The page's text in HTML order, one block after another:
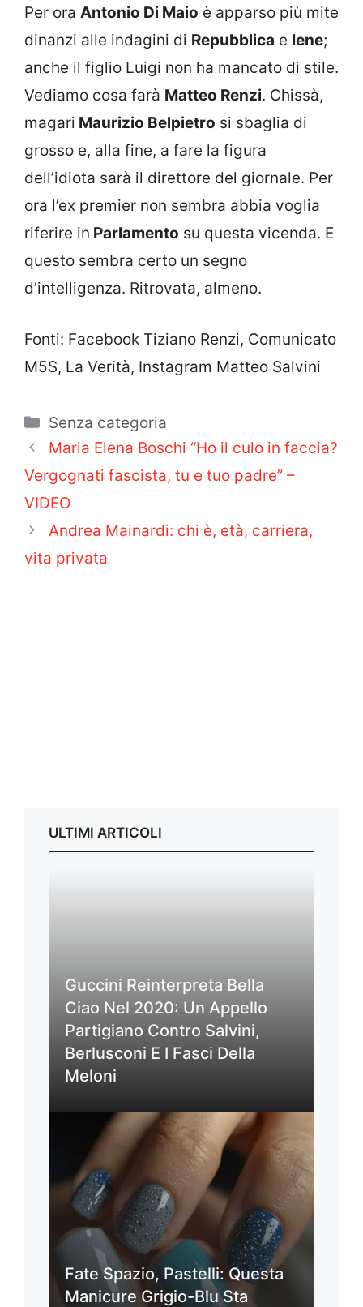
Per ora Antonio Di Maio è apparso più mite
dinanzi alle indagini di Repubblica e Iene;
anche il figlio Luigi non ha mancato di stile.
Vediamo cosa farà Matteo Renzi. Chissà,
magari Maurizio Belpietro si sbaglia di
grosso e, alla fine, a fare la figura
dell’idiota sarà il direttore del giornale. Per
ora l’ex premier non sembra abbia voglia
riferire in Parlamento su questa vicenda. E
questo sembra certo un segno
d’intelligenza. Ritrovata, almeno.
Fonti: Facebook Tiziano Renzi, Comunicato
M5S, La Verità, Instagram Matteo Salvini
Categorie
Senza categoria
Maria Elena Boschi “Ho il culo in faccia?
Vergognati fascista, tu e tuo padre” –
VIDEO
Andrea Mainardi: chi è, età, carriera,
vita privata
ULTIMI ARTICOLI
Guccini Reinterpreta Bella
Ciao Nel 2020: Un Appello
Partigiano Contro Salvini,
Berlusconi E I Fasci Della
Meloni
Fate Spazio, Pastelli: Questa
Manicure Grigio-Blu Sta